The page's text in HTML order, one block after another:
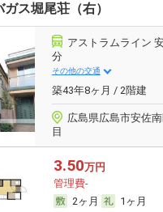
ガス堀尾荘（右）
アストラムライン
分
その他の交通
築43年8ヶ月 / 2階建
広島県広島市安佐
目
3.50万円
管理費-
2ヶ月
1ヶ月